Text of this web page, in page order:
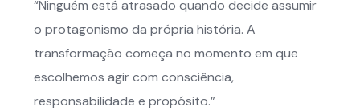
“Ninguém está atrasado quando decide assumir
o protagonismo da própria história. A
transformação começa no momento em que
escolhemos agir com consciência,
responsabilidade e propósito.”